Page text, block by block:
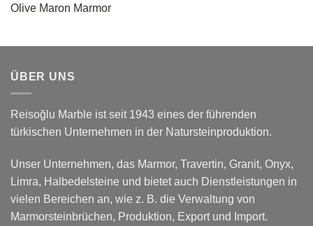
Olive Maron Marmor
ÜBER UNS
Reisoğlu Marble ist seit 1943 eines der führenden
türkischen Unternehmen in der Natursteinproduktion.
Unser Unternehmen, das Marmor, Travertin, Granit, Onyx,
Limra, Halbedelsteine und bietet auch Dienstleistungen in
vielen Bereichen an, wie z. B. die Verwaltung von
Marmorsteinbrüchen, Produktion, Export und Import.